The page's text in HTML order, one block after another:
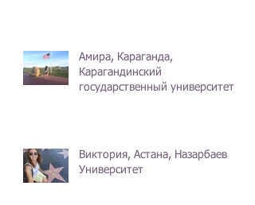
Амира, Караганда,
Карагандинский
государственный университет
Виктория, Астана, Назарбаев
Университет